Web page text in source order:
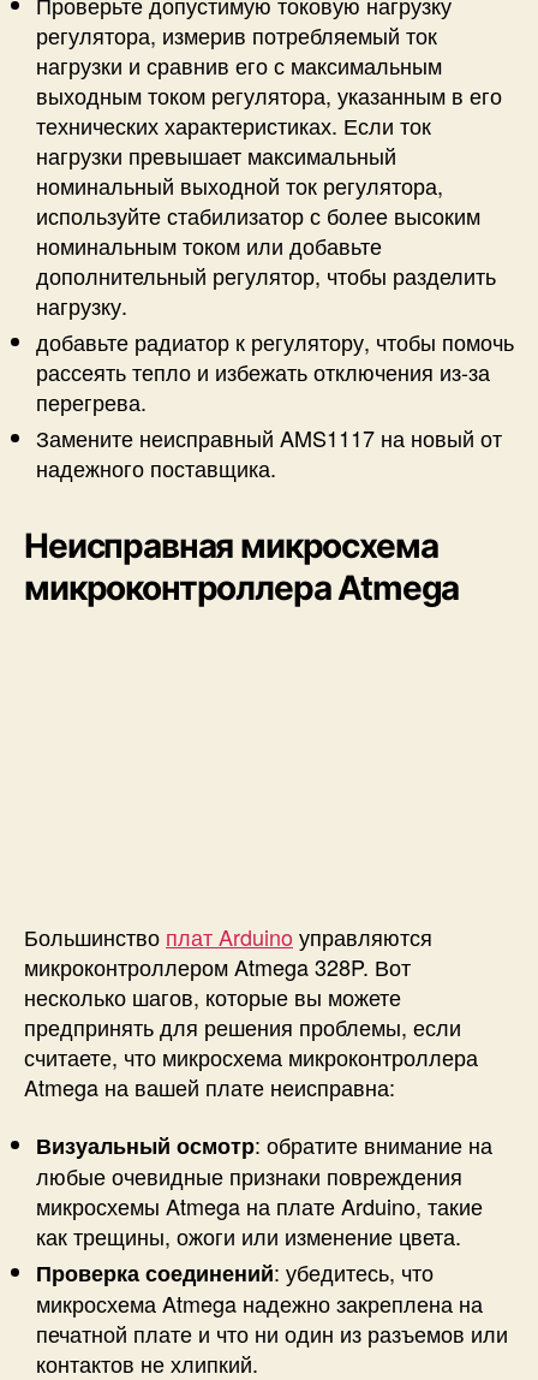
регулятора, измерив потребляемый ток
нагрузки и сравнив его с максимальным
выходным током регулятора, указанным в его
технических характеристиках. Если ток
нагрузки превышает максимальный
номинальный выходной ток регулятора,
используйте стабилизатор с более высоким
номинальным током или добавьте
дополнительный регулятор, чтобы разделить
нагрузку.
добавьте радиатор к регулятору, чтобы помочь
рассеять тепло и избежать отключения из-за
перегрева.
Замените неисправный AMS1117 на новый от
надежного поставщика.
Неисправная микросхема
микроконтроллера Atmega
Большинство плат Arduino управляются
микроконтроллером Atmega 328P. Вот
несколько шагов, которые вы можете
предпринять для решения проблемы, если
считаете, что микросхема микроконтроллера
Atmega на вашей плате неисправна:
Визуальный осмотр: обратите внимание на
любые очевидные признаки повреждения
микросхемы Atmega на плате Arduino, такие
как трещины, ожоги или изменение цвета.
Проверка соединений: убедитесь, что
микросхема Atmega надежно закреплена на
печатной плате и что ни один из разъемов или
контактов не хлипкий.